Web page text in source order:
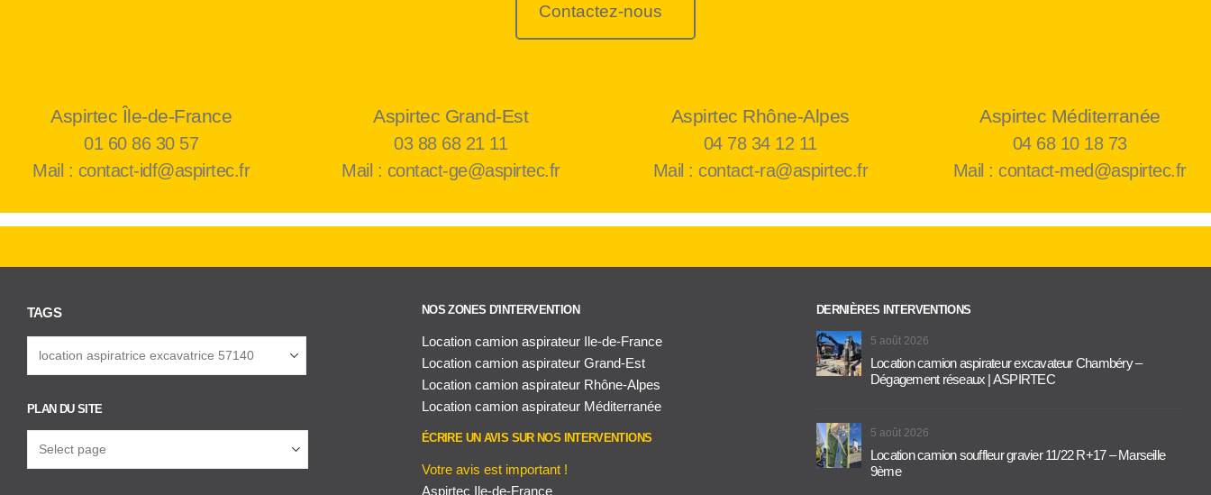
Contactez-nous
Aspirtec Île-de-France
01 60 86 30 57
Mail : contact-idf@aspirtec.fr
Aspirtec Grand-Est
03 88 68 21 11
Mail : contact-ge@aspirtec.fr
Aspirtec Rhône-Alpes
04 78 34 12 11
Mail : contact-ra@aspirtec.fr
Aspirtec Méditerranée
04 68 10 18 73
Mail : contact-med@aspirtec.fr
TAGS
PLAN DU SITE
NOS ZONES D'INTERVENTION
Location camion aspirateur Ile-de-France
Location camion aspirateur Grand-Est
Location camion aspirateur Rhône-Alpes
Location camion aspirateur Méditerranée
ÉCRIRE UN AVIS SUR NOS INTERVENTIONS
Votre avis est important !
Aspirtec Ile-de-France
DERNIÈRES INTERVENTIONS
5 août 2026
Location camion aspirateur excavateur Chambéry –
Dégagement réseaux | ASPIRTEC
5 août 2026
Location camion souffleur gravier 11/22 R+17 – Marseille
9ème